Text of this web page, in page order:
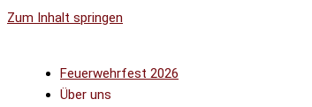
Zum Inhalt springen
Feuerwehrfest 2026
Über uns